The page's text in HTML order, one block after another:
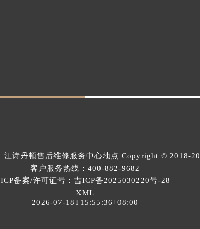
江诗丹顿售后维修服务中心地点 Copyright © 2018-
客户服务热线： 400-882-9682
ICP备案/许可证号：吉ICP备2025030220号-28
XML
2026-07-18T15:55:36+08:00